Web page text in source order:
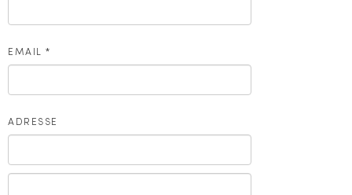
EMAIL *
ADRESSE